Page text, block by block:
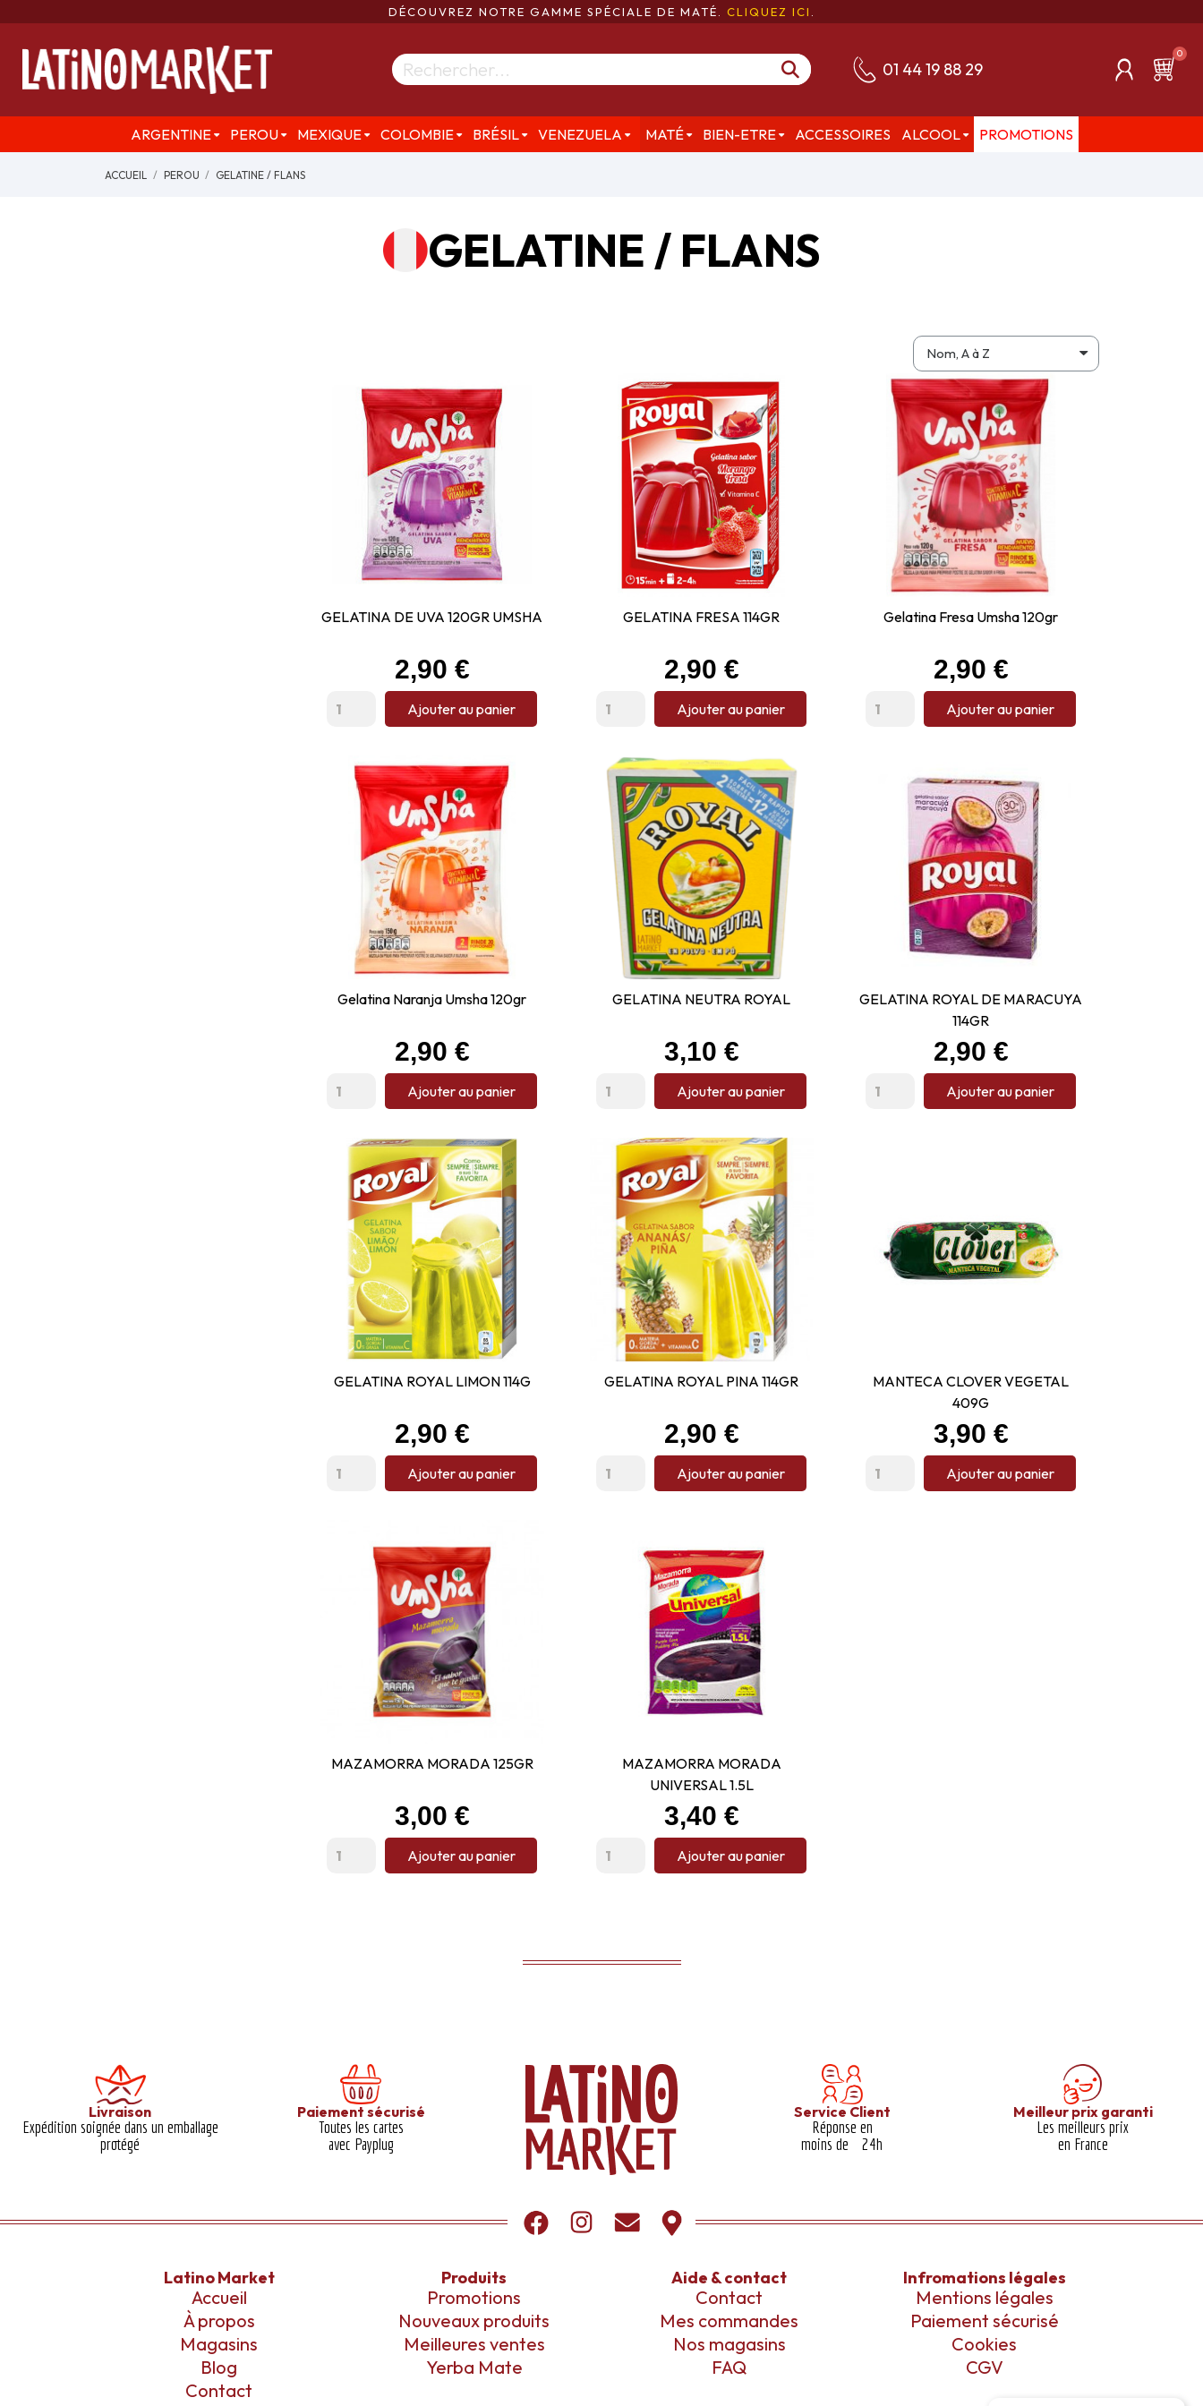
DÉCOUVREZ NOTRE GAMME SPÉCIALE DE MATÉ. CLIQUEZ ICI
01 44 19 88 29
ARGENTINE PEROU MEXIQUE COLOMBIE BRÉSIL VENEZUELA MATÉ BIEN-ETRE ACCESSOIRES ALCOOL PROMOTIONS
ACCUEIL PEROU GELATINE / FLANS
GELATINE / FLANS
GELATINA DE UVA 120GR UMSHA
Prix
2,90 €
Ajouter au panier
GELATINA FRESA 114GR
Prix
2,90 €
Ajouter au panier
Gelatina Fresa Umsha 120gr
Prix
2,90 €
Ajouter au panier
Gelatina Naranja Umsha 120gr
Prix
2,90 €
Ajouter au panier
GELATINA NEUTRA ROYAL
Prix
3,10 €
Ajouter au panier
GELATINA ROYAL DE MARACUYA
114GR
Prix
2,90 €
Ajouter au panier
GELATINA ROYAL LIMON 114G
Prix
2,90 €
Ajouter au panier
GELATINA ROYAL PINA 114GR
Prix
2,90 €
Ajouter au panier
MANTECA CLOVER VEGETAL
409G
Prix
3,90 €
Ajouter au panier
MAZAMORRA MORADA 125GR
Prix
3,00 €
Ajouter au panier
MAZAMORRA MORADA
UNIVERSAL 1.5L
Prix
3,40 €
Ajouter au panier
Livraison
Expédition soignée dans un emballage
protégé​
Paiement sécurisé
Toutes les cartes
avec Payplug
Service Client
Réponse en
moins de 24h
Meilleur prix garanti​
Les meilleurs prix
en France
Latino Market
Accueil
À propos
Magasins
Blog
Contact
Produits
Promotions
Nouveaux produits
Meilleures ventes
Yerba Mate
Aide & contact
Contact
Mes commandes
Nos magasins
FAQ
Infromations légales
Mentions légales
Paiement sécurisé
Cookies
CGV